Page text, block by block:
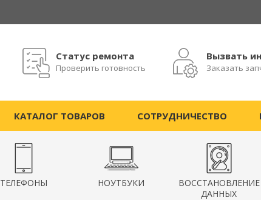
Статус ремонта
Проверить готовность
Вызвать
Заказать
КАТАЛОГ ТОВАРОВ СОТРУДНИЧЕСТВО
ТЕЛЕФОНЫ НОУТБУКИ
ВОССТАНОВЛЕНИЕ
ДАННЫХ